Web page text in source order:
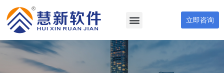
立即咨询